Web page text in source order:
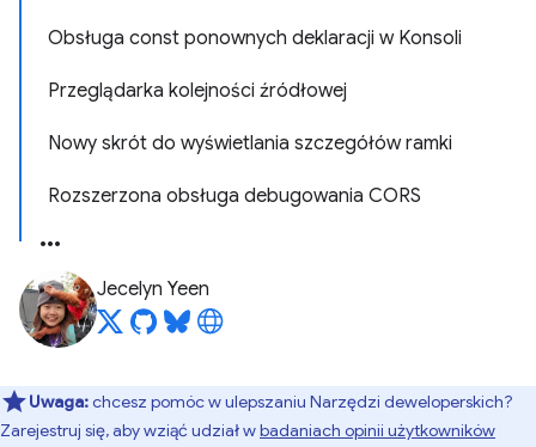
Obsługa const ponownych deklaracji w Konsoli
Przeglądarka kolejności źródłowej
Nowy skrót do wyświetlania szczegółów ramki
Rozszerzona obsługa debugowania CORS
Jecelyn Yeen
Uwaga:chcesz pomóc w ulepszaniu Narzędzi deweloperskich?
Zarejestruj się, aby wziąć udział wbadaniach opinii użytkowników